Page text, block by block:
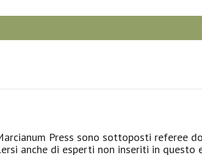
Press sono sottoposti referee
anche di esperti non inseriti in questo